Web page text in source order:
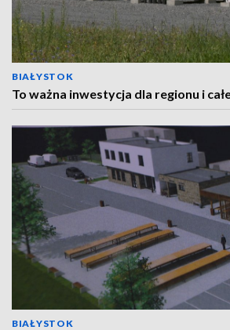
BIAŁYSTOK
To ważna inwestycja dla regionu i
BIAŁYSTOK